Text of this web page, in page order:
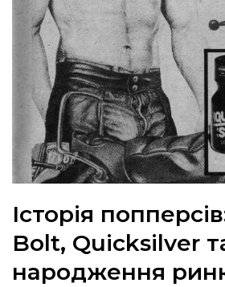
Історія
Bolt, Quicksilver
народження